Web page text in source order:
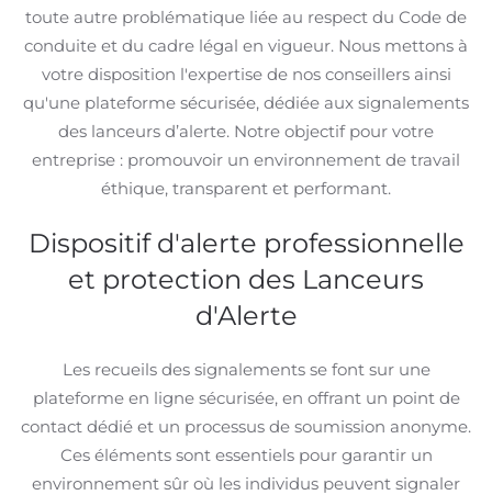
toute autre problématique liée au respect du Code de
conduite et du cadre légal en vigueur. Nous mettons à
votre disposition l'expertise de nos conseillers ainsi
qu'une plateforme sécurisée, dédiée aux signalements
des lanceurs d’alerte. Notre objectif pour votre
entreprise : promouvoir un environnement de travail
éthique, transparent et performant.
Dispositif d'alerte professionnelle
et protection des Lanceurs
d'Alerte
Les recueils des signalements se font sur une
plateforme en ligne sécurisée, en offrant un point de
contact dédié et un processus de soumission anonyme.
Ces éléments sont essentiels pour garantir un
environnement sûr où les individus peuvent signaler